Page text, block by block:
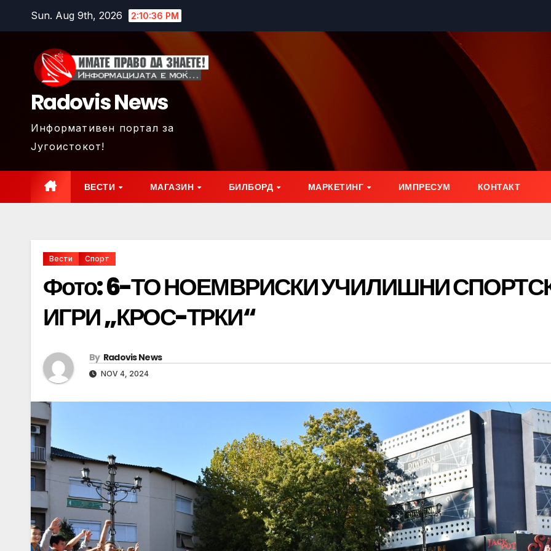
Sun. Aug 9th, 2026 2:10:39 PM
Radovis News
Информативен портал за
Југоистокот!
ВЕСТИ МАГАЗИН БИЛБОРД МАРКЕТИНГ ИМПРЕСУМ КОНТАКТ
Вести Спорт
Фото: 6-ТО НОЕМВРИСКИ УЧИЛИШНИ
ИГРИ „КРОС-ТРКИ“
By Radovis News
NOV 4, 2024